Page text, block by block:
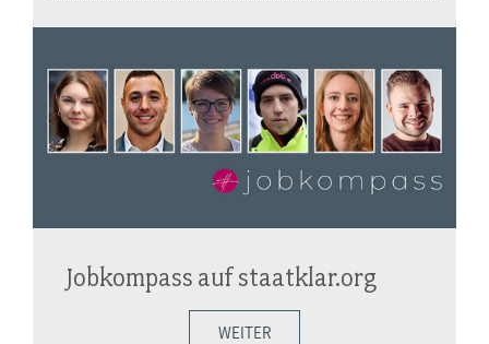
Jobkompass auf staatklar.org
WEITER